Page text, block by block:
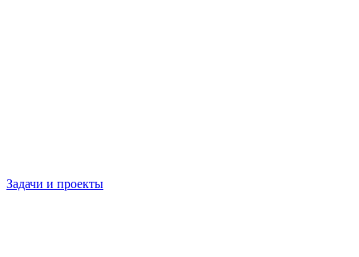
Задачи и проекты